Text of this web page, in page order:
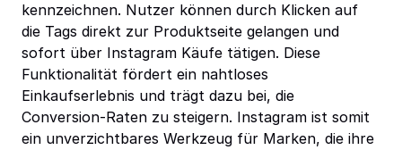
kennzeichnen. Nutzer können durch Klicken auf
die Tags direkt zur Produktseite gelangen und
sofort über Instagram Käufe tätigen. Diese
Funktionalität fördert ein nahtloses
Einkaufserlebnis und trägt dazu bei, die
Conversion-Raten zu steigern. Instagram ist somit
ein unverzichtbares Werkzeug für Marken, die ihre